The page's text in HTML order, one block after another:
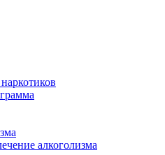
алкоголизма